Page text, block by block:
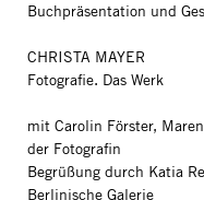
Buchpräsentation und
CHRISTA MAYER
Fotografie. Das Werk
mit Carolin Förster,
der Fotografin
Begrüßung durch Katia
Berlinische Galerie